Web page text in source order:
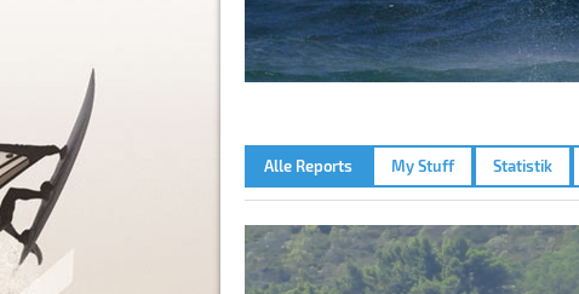
Alle Reports My Stuff Statistik
MUGONI – 01.10.2022